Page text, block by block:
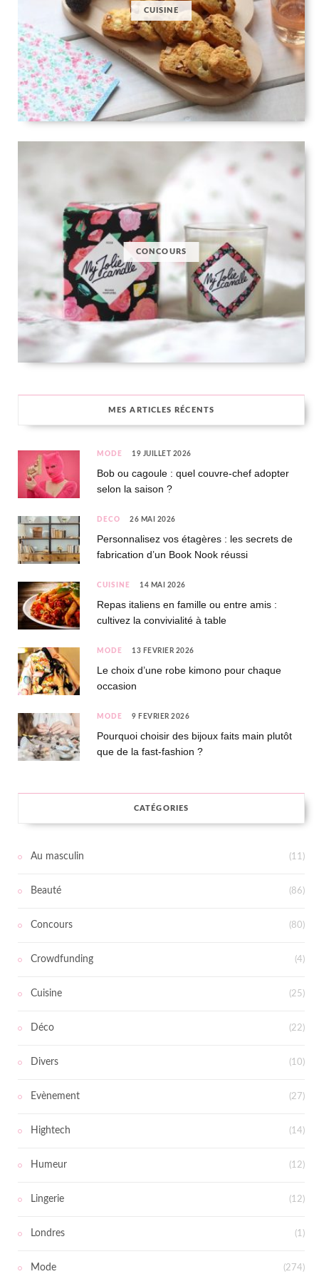
CUISINE
CONCOURS
MES ARTICLES RÉCENTS
MODE 19 JUILLET 2026
Bob ou cagoule : quel couvre-chef adopter
selon la saison ?
DÉCO 26 MAI 2026
Personnalisez vos étagères : les secrets de
fabrication d’un Book Nook réussi
CUISINE 14 MAI 2026
Repas italiens en famille ou entre amis :
cultivez la convivialité à table
MODE 13 FÉVRIER 2026
Le choix d’une robe kimono pour chaque
occasion
MODE 9 FÉVRIER 2026
Pourquoi choisir des bijoux faits main plutôt
que de la fast-fashion ?
CATÉGORIES
Au masculin (11)
Beauté (86)
Concours (80)
Crowdfunding (4)
Cuisine (25)
Déco (22)
Divers (10)
Evènement (27)
Hightech (14)
Humeur (12)
Lingerie (12)
Londres (1)
Mode (274)